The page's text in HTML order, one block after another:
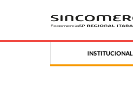
INSTITUCIONAL